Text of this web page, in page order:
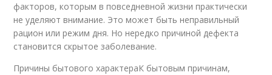
факторов, которым в повседневной жизни практически
не уделяют внимание. Это может быть неправильный
рацион или режим дня. Но нередко причиной дефекта
становится скрытое заболевание.
Причины бытового характераК бытовым причинам,